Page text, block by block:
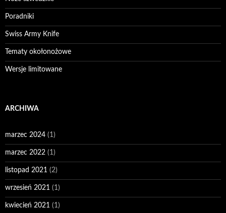
Poradniki
Swiss Army Knife
Tematy okołonożowe
Wersje limitowane
ARCHIWA
marzec 2024 (1)
marzec 2022 (1)
listopad 2021 (2)
wrzesień 2021 (1)
kwiecień 2021 (1)